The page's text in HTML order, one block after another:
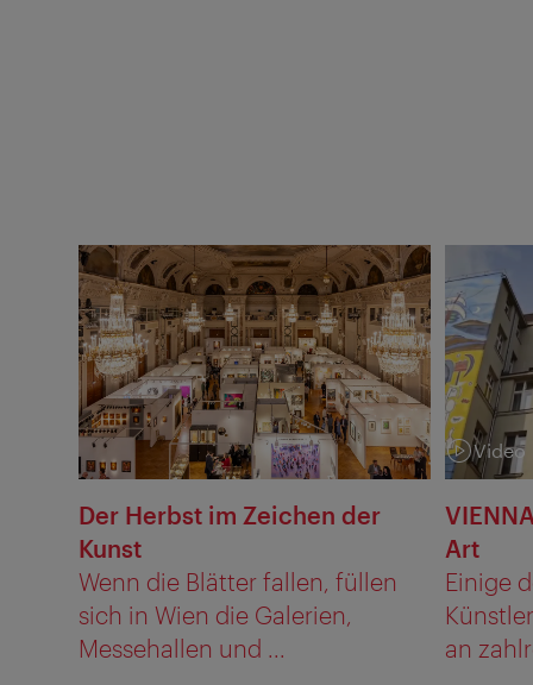
Der Herbst im Zeichen der
Kunst
Wenn die Blätter fallen, füllen
sich in Wien die Galerien,
Messehallen und ...
Video
Art
Einige
an